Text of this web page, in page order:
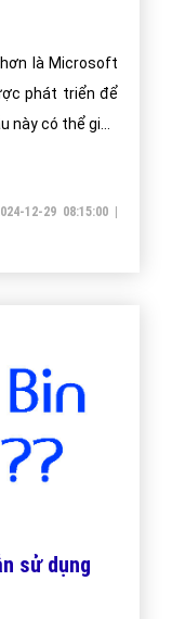
là Microsoft
phát triển để
này có thể giúp
12-29 08:15:00 |
sử dụng